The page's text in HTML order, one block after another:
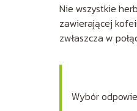
Nie wszystkie
zawierającej
zwłaszcza w
Wybór